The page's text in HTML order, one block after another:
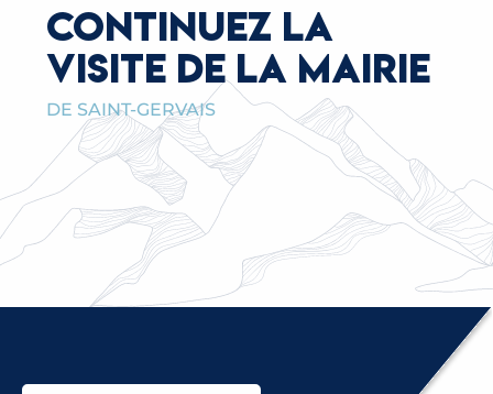
CONTINUEZ LA
VISITE DE LA MAIRIE
DE SAINT-GERVAIS
MARCHÉS PUBLICS